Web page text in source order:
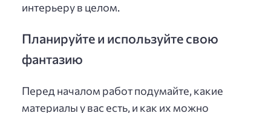
интерьеру в целом.
Планируйте и используйте свою
фантазию
Перед началом работ подумайте, какие
материалы у вас есть, и как их можно